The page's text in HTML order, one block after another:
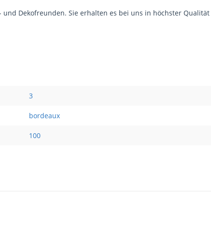
Dekofreunden. Sie erhalten es bei uns in höchster
3
bordeaux
100